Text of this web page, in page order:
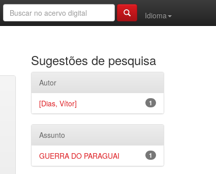
Idioma
Sugestões de pesquisa
Autor
1
[Dias, Vítor]
Assunto
1
GUERRA DO PARAGUAI